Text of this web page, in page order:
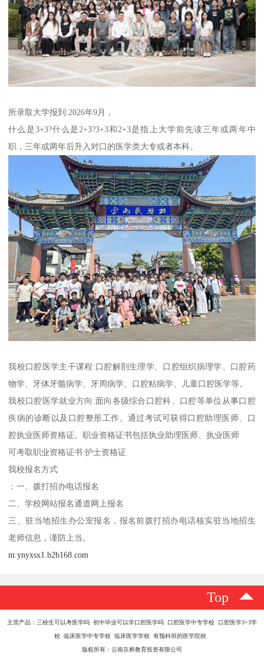
所录取大学报到:2026年9月，
什么是3+3?什么是2+3?3+3和2+3是指上大学前先读三年或两年中
职，三年或两年后升入对口的医学类大专或者本科。
我校口腔医学主干课程:口腔解剖生理学、口腔组织病理学、口腔药
物学、牙体牙髓病学、牙周病学、口腔粘病学、儿童口腔医学等。
我校口腔医学就业方向:面向各级综合口腔科、口腔等单位从事口腔
疾病的诊断以及口腔整形工作。通过考试可获得口腔助理医师、口
腔执业医师资格证。职业资格证书包括执业助理医师、执业医师
可考取职业资格证书:护士资格证
我校报名方式
：一、拨打招办电话报名
二、学校网站报名通道网上报名
三、驻当地招生办公室报名，报名前拨打招办电话核实驻当地招生
老师信息，谨防上当。
m.ynyxsx1.b2b168.com
Top
主营产品：三校生可以考医学吗 初中毕业可以学口腔医学吗 口腔医学中专学校 口腔医学3+3学
校 临床医学中专学校 临床医学学校 有预科班的医学院校
版权所有：云南京桥教育投资有限公司